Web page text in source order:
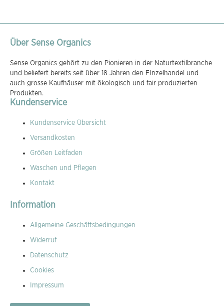
Über Sense Organics
Sense Organics gehört zu den Pionieren in der Naturtextilbranche
und beliefert bereits seit über 18 Jahren den EInzelhandel und
auch grosse Kaufhäuser mit ökologisch und fair produzierten
Produkten.
Kundenservice
Kundenservice Übersicht
Versandkosten
Größen Leitfaden
Waschen und Pflegen
Kontakt
Information
Allgemeine Geschäftsbedingungen
Widerruf
Datenschutz
Cookies
Impressum